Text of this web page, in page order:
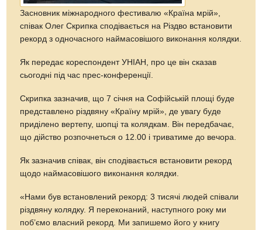
Засновник міжнародного фестивалю «Країна мрій»,
співак Олег Скрипка сподівається на Різдво встановити
рекорд з одночасного наймасовішого виконання колядки.
Як передає кореспондент УНІАН, про це він сказав
сьогодні під час прес-конференції.
Скрипка зазначив, що 7 січня на Софійській площі буде
представлено різдвяну «Країну мрій», де увагу буде
приділено вертепу, шопці та колядкам. Він передбачає,
що дійство розпочнеться о 12.00 і триватиме до вечора.
Як зазначив співак, він сподівається встановити рекорд
щодо наймасовішого виконання колядки.
«Нами був встановлений рекорд: 3 тисячі людей співали
різдвяну колядку. Я переконаний, наступного року ми
поб’ємо власний рекорд. Ми запишемо його у книгу